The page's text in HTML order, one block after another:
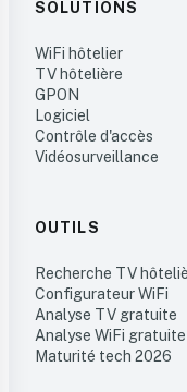
SOLUTIONS
WiFi hôtelier
TV hôtelière
GPON
Logiciel
Contrôle d'accès
Vidéosurveillance
OUTILS
Recherche TV
Configurateur WiFi
Analyse TV gratuite
Analyse WiFi gratuite
Maturité tech 2026